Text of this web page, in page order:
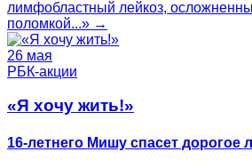
лимфобластный лейкоз,
поломкой...» →
26 мая
РБК-акции
«Я хочу жить!»
16-летнего Мишу спасет дорогое